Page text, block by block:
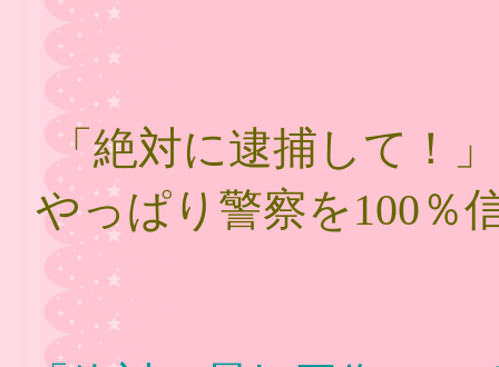
「絶対に逮捕して！
やっぱり警察を100％